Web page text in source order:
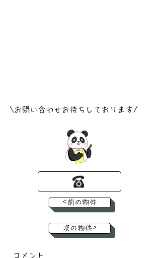
​\お問い合わせお待ちしております/
<前の物件
次の物件>
コメント